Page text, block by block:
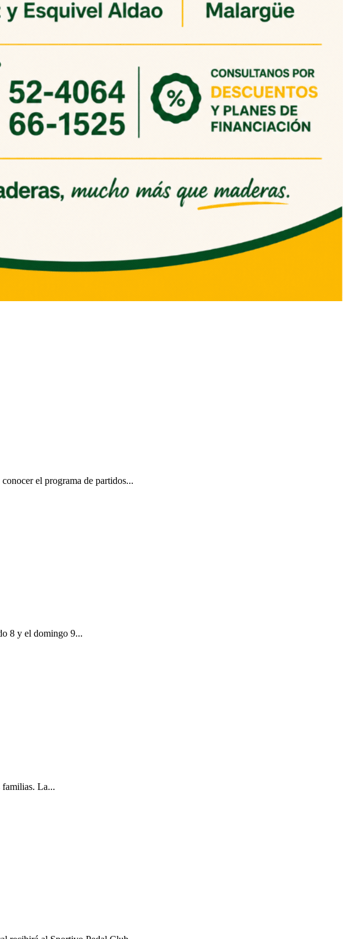
el programa de partidos...
8 y el domingo 9...
familias. La...